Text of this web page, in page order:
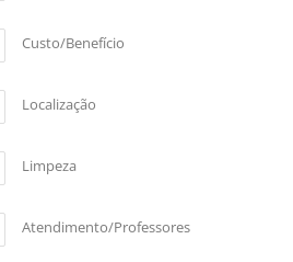
Custo/Benefício
Localização
Limpeza
Atendimento/Professores